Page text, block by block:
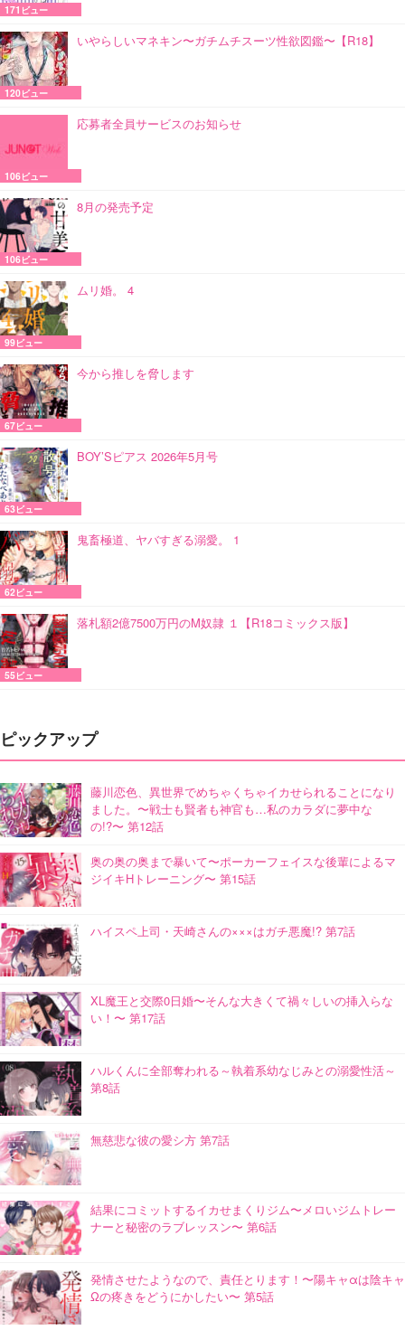
171ビュー
いやらしいマネキン〜ガチムチスーツ性欲図鑑〜【R18】
120ビュー
応募者全員サービスのお知らせ
106ビュー
8月の発売予定
106ビュー
ムリ婚。 4
99ビュー
今から推しを脅します
67ビュー
BOY’Sピアス 2026年5月号
63ビュー
鬼畜極道、ヤバすぎる溺愛。 1
62ビュー
落札額2億7500万円のM奴隷 １【R18コミックス版】
55ビュー
ピックアップ
藤川恋色、異世界でめちゃくちゃイカせられることになり
ました。〜戦士も賢者も神官も…私のカラダに夢中な
の!?〜 第12話
奥の奥の奥まで暴いて〜ポーカーフェイスな後輩によるマ
ジイキHトレーニング〜 第15話
ハイスペ上司・天崎さんの×××はガチ悪魔!? 第7話
XL魔王と交際0日婚〜そんな大きくて禍々しいの挿入らな
い！〜 第17話
ハルくんに全部奪われる～執着系幼なじみとの溺愛性活～
第8話
無慈悲な彼の愛シ方 第7話
結果にコミットするイカせまくりジム〜メロいジムトレー
ナーと秘密のラブレッスン〜 第6話
発情させたようなので、責任とります！〜陽キャαは陰キャ
Ωの疼きをどうにかしたい〜 第5話